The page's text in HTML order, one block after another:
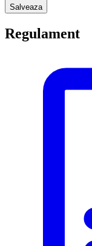
Salveaza
Regulament